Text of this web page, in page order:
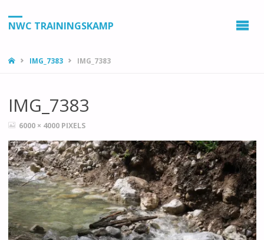
NWC TRAININGSKAMP
HOMEIMG_7383 IMG_7383
IMG_7383
VOLLEDIGE
6000 × 4000 PIXELS